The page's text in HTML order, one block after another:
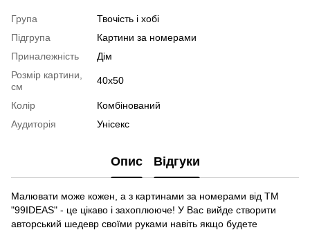
Група
Твочість і хобі
Підгрупа
Картини за номерами
Приналежність
Дім
Розмір картини,
см
40х50
Колір
Комбінований
Аудиторія
Унісекс
Опис Відгуки
Малювати може кожен, а з картинами за номерами від ТМ
"99IDEAS" - це цікаво і захоплююче! У Вас вийде створити
авторський шедевр своїми руками навіть якщо будете